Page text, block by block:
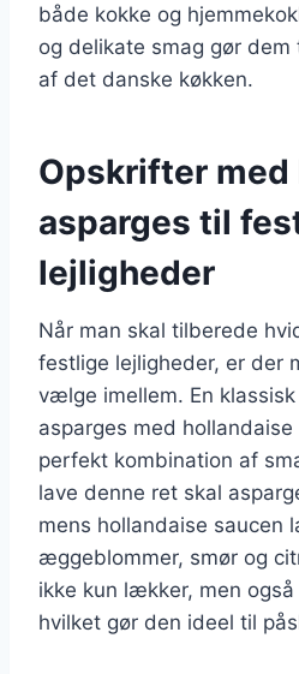
både kokke og
og delikate smag gør
af det danske køkken.
Opskrifter med
asparges til
lejligheder
Når man skal tilberede
festlige lejligheder, er der
vælge imellem. En
asparges med
perfekt kombination af
lave denne ret skal
mens hollandaise saucen
æggeblommer, smør og
ikke kun lækker, men
hvilket gør den ideel til